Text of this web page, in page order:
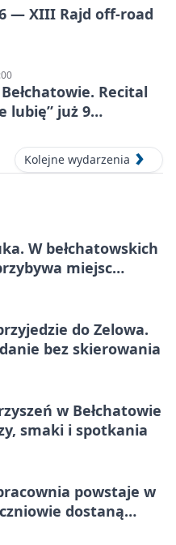
— XIII Rajd off‑road
Recital
lubię” już 9
Kolejne wydarzenia
W bełchatowskich
miejsc
do Zelowa.
bez skierowania
w Bełchatowie
smaki i spotkania
powstaje w
dostaną